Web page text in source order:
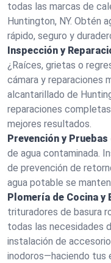
todas las marcas de
Huntington, NY. Obtén
rápido, seguro y
Inspección y
¿Raíces, grietas o
cámara y reparaciones
alcantarillado de
reparaciones
mejores resultados.
Prevención y
de agua contaminada.
de prevención de
agua potable se
Plomería de Cocina y
trituradores de basura
todas las necesidades
instalación de
inodoros—haciendo tus